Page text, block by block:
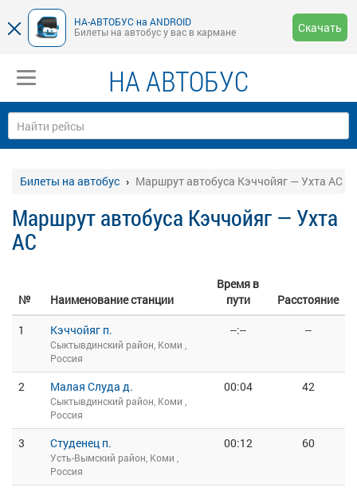
НА-АВТОБУС на ANDROID
Билеты на автобус у вас в кармане
Скачать
НА АВТОБУС
Билеты на автобус Маршрут автобуса Кэччойяг — Ухта АС
Маршрут автобуса Кэччойяг — Ухта
АС
№ Наименование станции
Время в
пути
Расстояние
1
Кэччойяг п.
Сыктывдинский район, Коми ,
Россия
--:-- --
2 Малая Слуда д.
Сыктывдинский район, Коми ,
Россия
00:04 42
3 Студенец п.
Усть-Вымский район, Коми ,
Россия
00:12 60